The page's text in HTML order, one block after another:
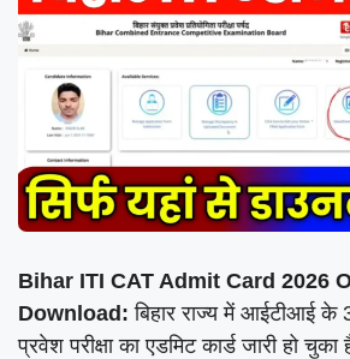
Bihar ITI CAT Admit Card 2026
Download:बिहार राज्य में आईटीआई
प्रवेश परीक्षा का एडमिट कार्ड जारी हो